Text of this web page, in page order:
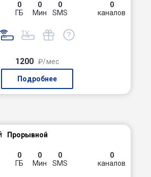
0
ГБ
0
Мин
0
SMS
0
каналов
1200 ₽/мес
Подробнее
Прорывной
0
ГБ
0
Мин
0
SMS
0
каналов